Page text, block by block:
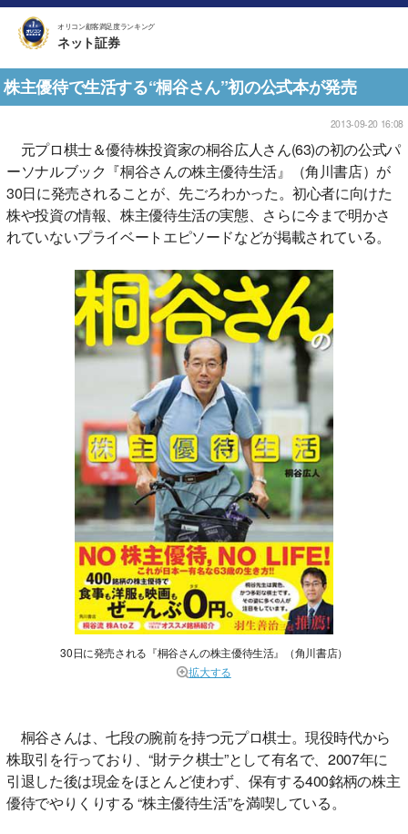
オリコン顧客満足度ランキング
ネット証券
株主優待で生活する“桐谷さん”初の公式本が発売
2013-09-20 16:08
元プロ棋士＆優待株投資家の桐谷広人さん(63)の初の公式パ
ーソナルブック『桐谷さんの株主優待生活』（角川書店）が
30日に発売されることが、先ごろわかった。初心者に向けた
株や投資の情報、株主優待生活の実態、さらに今まで明かさ
れていないプライベートエピソードなどが掲載されている。
30日に発売される『桐谷さんの株主優待生活』（角川書店）
拡大する
桐谷さんは、七段の腕前を持つ元プロ棋士。現役時代から
株取引を行っており、“財テク棋士”として有名で、2007年に
引退した後は現金をほとんど使わず、保有する400銘柄の株主
優待でやりくりする “株主優待生活”を満喫している。